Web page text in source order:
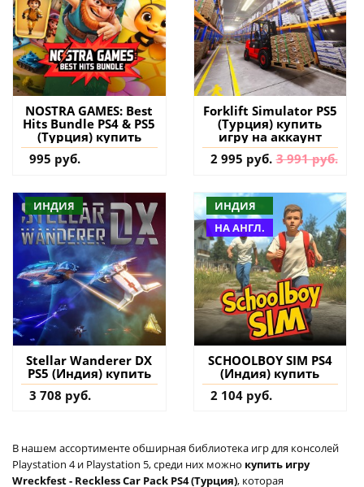
NOSTRA GAMES: Best
Hits Bundle PS4 & PS5
(Турция) купить
995 руб.
Forklift Simulator PS5
(Турция) купить
игру на аккаунт
2 995 руб. 3 991 руб.
ИНДИЯ
Stellar Wanderer DX
PS5 (Индия) купить
3 708 руб.
ИНДИЯ
НА АНГЛ.
SCHOOLBOY SIM PS4
(Индия) купить
2 104 руб.
В нашем ассортименте обширная библиотека игр для консолей
Playstation 4 и Playstation 5, среди них можно купить игру
Wreckfest - Reckless Car Pack PS4 (Турция), которая